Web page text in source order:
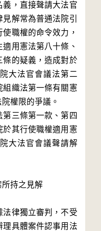
，直接聲請大法官
解常為普通法院引
職權的命令效力，
用憲法第八十條、
的疑義，造成對於
大法官會議法第二
織法第一條有關憲
權限的爭議。
三條第一款、第四
其行使職權適用憲
大法官會議聲請解
持之見解
法律獨立審判，不受
具體案件認事用法